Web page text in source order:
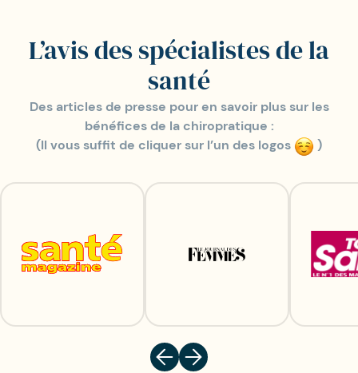
L’avis des spécialistes de la
santé
Des articles de presse pour en savoir plus sur les
bénéfices de la chiropratique :
(Il vous suffit de cliquer sur l’un des logos
)